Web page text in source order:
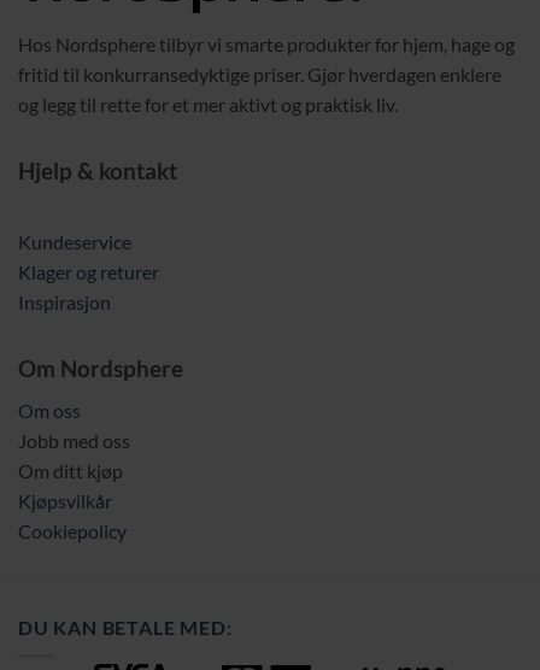
Hos Nordsphere tilbyr vi smarte produkter for hjem, hage og
fritid til konkurransedyktige priser. Gjør hverdagen enklere
og legg til rette for et mer aktivt og praktisk liv.
Hjelp & kontakt
Kundeservice
Klager og returer
Inspirasjon
Om Nordsphere
Om oss
Jobb med oss
Om ditt kjøp
Kjøpsvilkår
Cookiepolicy
DU KAN BETALE MED: